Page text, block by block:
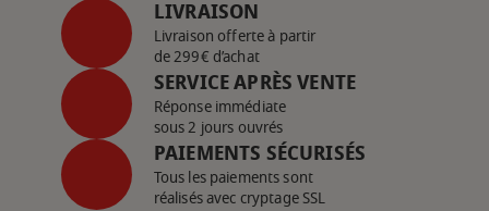
LIVRAISON
Livraison offerte à partir
de 299€ d’achat
SERVICE APRÈS VENTE
Réponse immédiate
sous 2 jours ouvrés
PAIEMENTS SÉCURISÉS
Tous les paiements sont
réalisés avec cryptage SSL